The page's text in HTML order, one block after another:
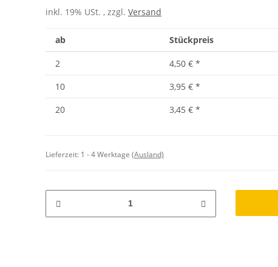
inkl. 19% USt. , zzgl. Versand
ab Stückpreis
2 4,50 € *
10
3,95 € *
20
3,45 € *
Lieferzeit: 1 - 4 Werktage (Ausland)